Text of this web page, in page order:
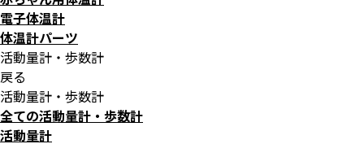
電子体温計
体温計パーツ
活動量計・歩数計
戻る
活動量計・歩数計
全ての活動量計・歩数計
活動量計